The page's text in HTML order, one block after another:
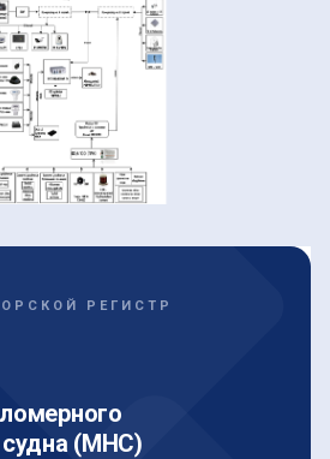
РЕГИСТР
судна (МНС)